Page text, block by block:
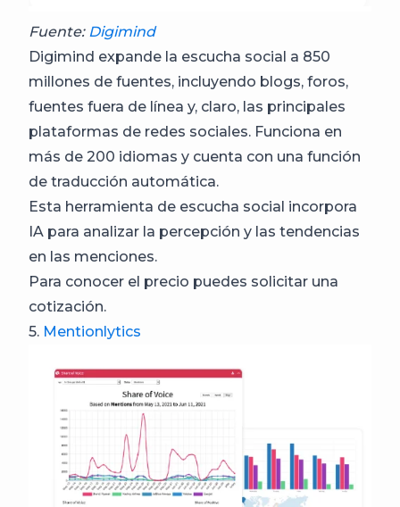
Fuente:Digimind
Digimind expande la escucha social a 850
millones de fuentes, incluyendo blogs, foros,
fuentes fuera de línea y, claro, las principales
plataformas de redes sociales. Funciona en
más de 200 idiomas y cuenta con una función
de traducción automática.
Esta herramienta de escucha social incorpora
IA para analizar la percepción y las tendencias
en las menciones.
Para conocer el precio puedes solicitar una
cotización.
5. Mentionlytics